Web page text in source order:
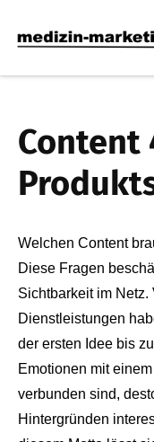
Content
Welchen Content
Diese Fragen
Sichtbarkeit im
Dienstleistungen
der ersten Idee bis
Emotionen mit
verbunden sind,
Hintergründen